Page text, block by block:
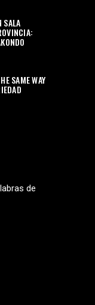
SALA
SAME WAY
de